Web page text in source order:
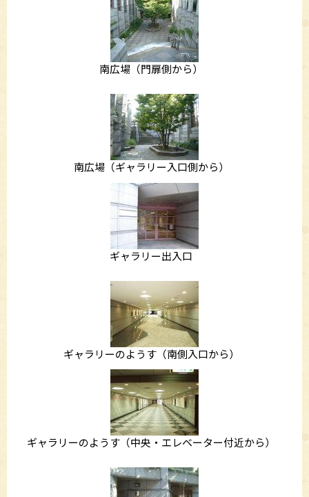
南広場（門扉側から）
南広場（ギャラリー入口側から）
ギャラリー出入口
ギャラリーのようす（南側入口から）
ギャラリーのようす（中央・エレベーター付近から）